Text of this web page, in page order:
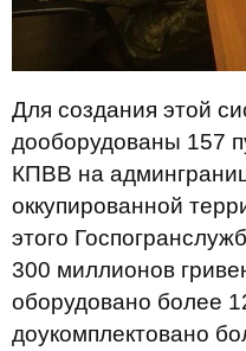
Для создания этой
дооборудованы 157
КПВВ на
оккупированной
этого
300 миллионов
оборудовано более
доукомплектовано